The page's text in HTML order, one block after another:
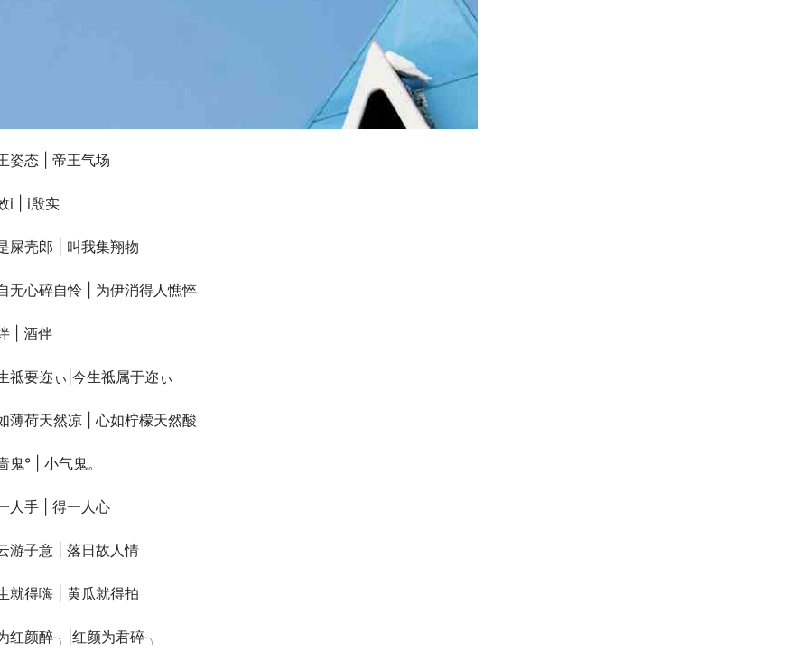
姿态 | 帝王气场
i | i殷实
屎壳郎 | 叫我集翔物
无心碎自怜 | 为伊消得人憔悴
| 酒伴
祗要迩ぃ|今生祗属于迩ぃ
薄荷天然凉 | 心如柠檬天然酸
鬼° | 小气鬼。
人手 | 得一人心
游子意 | 落日故人情
就得嗨 | 黄瓜就得拍
红颜醉╮|红颜为君碎╮